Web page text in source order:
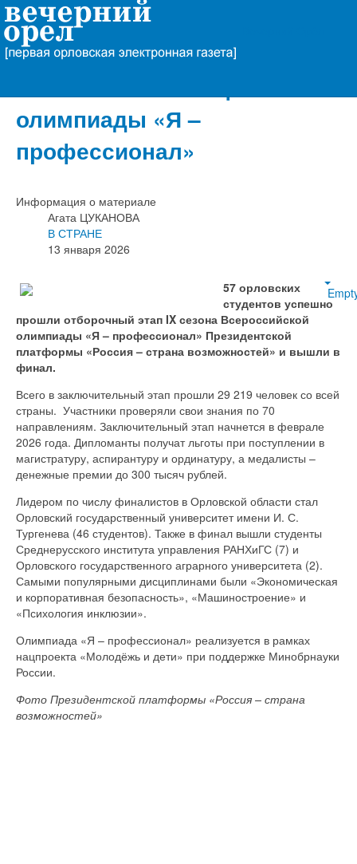
57 студентов из Орловской
олимпиады «Я –
профессионал»
Информация о материале
Агата ЦУКАНОВА
В СТРАНЕ
13 января 2026
57 орловских
студентов успешно
прошли отборочный этап IX сезона Всероссийской
олимпиады «Я – профессионал» Президентской
платформы «Россия – страна возможностей» и вышли в
финал.
Всего в заключительный этап прошли 29 219 человек со всей
страны. Участники проверяли свои знания по 70
направлениям. Заключительный этап начнется в феврале
2026 года. Дипломанты получат льготы при поступлении в
магистратуру, аспирантуру и ординатуру, а медалисты –
денежные премии до 300 тысяч рублей.
Лидером по числу финалистов в Орловской области стал
Орловский государственный университет имени И. С.
Тургенева (46 студентов). Также в финал вышли студенты
Среднерусского института управления РАНХиГС (7) и
Орловского государственного аграрного университета (2).
Самыми популярными дисциплинами были «Экономическая
и корпоративная безопасность», «Машиностроение» и
«Психология инклюзии».
Олимпиада «Я – профессионал» реализуется в рамках
нацпроекта «Молодёжь и дети» при поддержке Минобрнауки
России.
Фото Президентской платформы «Россия – страна
возможностей»